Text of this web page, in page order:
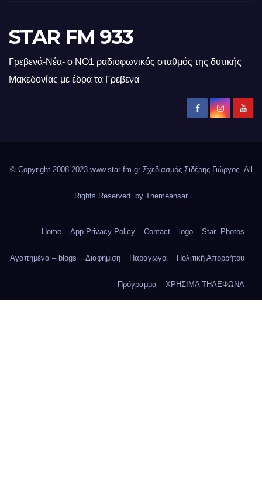
STAR FM 933
Γρεβενά-Νέα- ο ΝΟ1 ραδιοφωνικός σταθμός της δυτικής
Μακεδονίας με έδρα τα Γρεβενα
© Copyright 2008-2023 www.star-fm.gr Σχεδιασμός Σιδέρης Γιώργος. All
Rights Reserved. by Themeansar
Home App Privacy Policy Contact logo Star- Photos
Αγαπημένα – blogs Διαφήμιση Παραγωγοί Πολιτική Απορρήτου
Πρόγραμμα ΧΡΗΣΙΜΑ ΤΗΛΕΦΩΝΑ